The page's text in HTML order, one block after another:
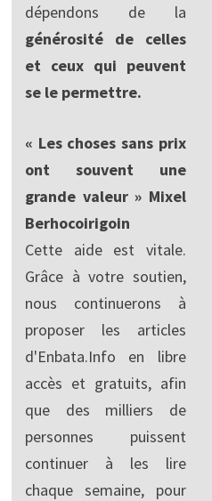
dépendons de la
générosité de celles
et ceux qui peuvent
se le permettre.
« Les choses sans prix
ont souvent une
grande valeur » Mixel
Berhocoirigoin
Cette aide est vitale.
Grâce à votre soutien,
nous continuerons à
proposer les articles
d'Enbata.Info en libre
accès et gratuits, afin
que des milliers de
personnes puissent
continuer à les lire
chaque semaine, pour